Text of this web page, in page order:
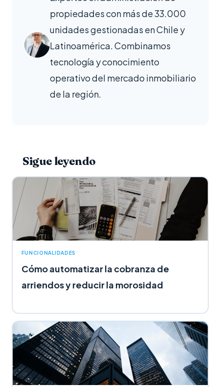
propiedades con más de 33.000
unidades gestionadas en Chile y
Latinoamérica. Combinamos
tecnología y conocimiento
operativo del mercado inmobiliario
de la región.
Sigue leyendo
FUNCIONALIDADES
Cómo automatizar la cobranza de
arriendos y reducir la morosidad